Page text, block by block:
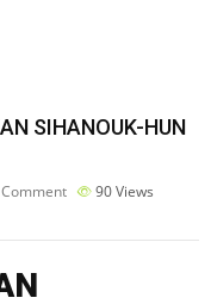
SIHANOUK-HUN
90Views